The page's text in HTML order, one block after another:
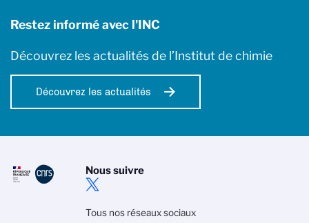
Restez informé avec l'INC
Découvrez les actualités de l’Institut de chimie
Découvrez les actualités
Nous suivre
Tous nos réseaux sociaux